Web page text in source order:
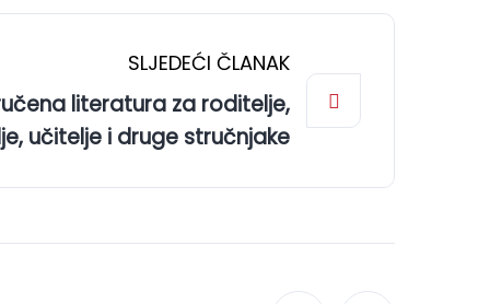
SLJEDEĆI ČLANAK
literatura za roditelje,
učitelje i druge stručnjake